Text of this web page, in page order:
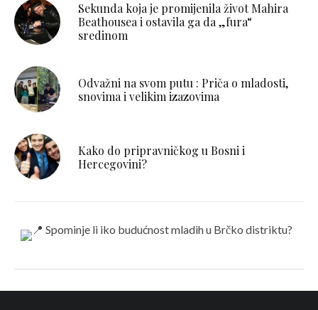
Sekunda koja je promijenila život Mahira
Beathousea i ostavila ga da „fura“
sredinom
Odvažni na svom putu : Priča o mladosti,
snovima i velikim izazovima
Kako do pripravničkog u Bosni i
Hercegovini?